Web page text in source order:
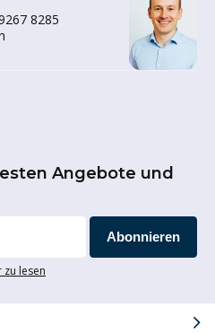
8285
Angebote und
Abonnieren
zu lesen